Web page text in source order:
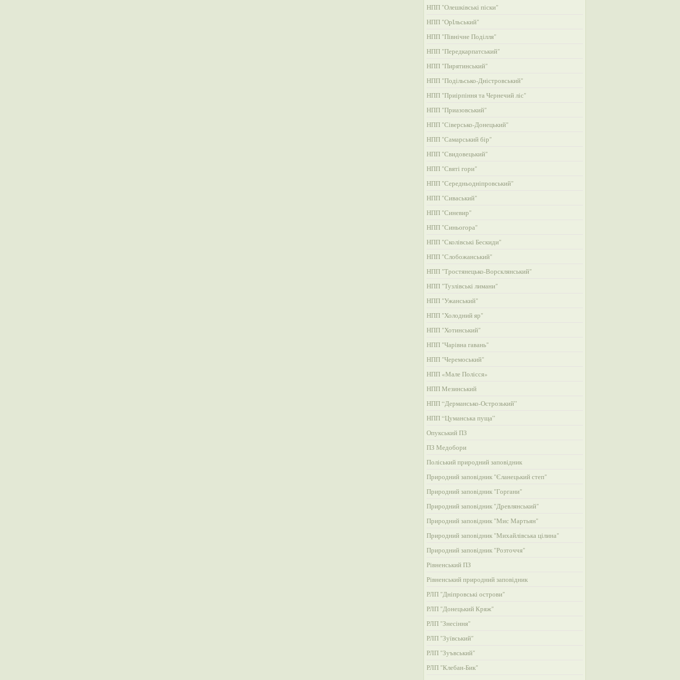
НПП "Олешківські піски"
НПП "ОрІльський"
НПП "Північне Поділля"
НПП "Передкарпатський"
НПП "Пирятинський"
НПП "Подільсько-Дністровський"
НПП "Приірпіння та Чернечий ліс"
НПП "Приазовський"
НПП "Сіверсько-Донецький"
НПП "Самарський бір"
НПП "Свидовецький"
НПП "Святі гори"
НПП "Середньодніпровський"
НПП "Сиваський"
НПП "Синевир"
НПП "Синьогора"
НПП "Сколівські Бескиди"
НПП "Слобожанський"
НПП "Тростянецько-Ворсклянський"
НПП "Тузлівські лимани"
НПП "Ужанський"
НПП "Холодний яр"
НПП "Хотинський"
НПП "Чарівна гавань"
НПП "Черемоський"
НПП «Мале Полісся»
НПП Мезинський
НПП “Дермансько-Острозький”
НПП “Цуманська пуща”
Опукський ПЗ
ПЗ Медобори
Поліський природний заповідник
Природний заповідник "Єланецький степ"
Природний заповідник "Горгани"
Природний заповідник "Древлянський"
Природний заповідник "Мис Мартьян"
Природний заповідник "Михайлівська цілина"
Природний заповідник "Розточчя"
Рівненський ПЗ
Рівненський природний заповідник
РЛП "Дніпровські острови"
РЛП "Донецький Кряж"
РЛП "Знесіння"
РЛП "Зуївський"
РЛП "Зуъвський"
РЛП "Клебан-Бик"